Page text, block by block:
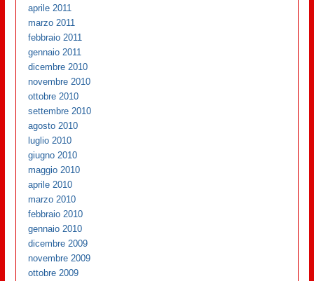
aprile 2011
marzo 2011
febbraio 2011
gennaio 2011
dicembre 2010
novembre 2010
ottobre 2010
settembre 2010
agosto 2010
luglio 2010
giugno 2010
maggio 2010
aprile 2010
marzo 2010
febbraio 2010
gennaio 2010
dicembre 2009
novembre 2009
ottobre 2009